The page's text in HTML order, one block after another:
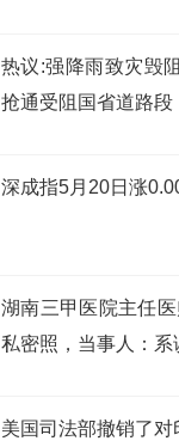
热议:强降雨致灾毁
抢通受阻国省道路段
深成指5月20日涨
湖南三甲医院主任
私密照，当事人：系
群友：群成员多为
人，应该解释或道
美国司法部撤销了